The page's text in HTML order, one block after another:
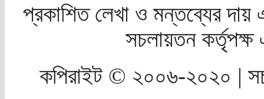
প্রকাশিত লেখা ও মন্তব্যের দায়
সচলায়তন
কপিরাইট © ২০০৬-২০২০ |